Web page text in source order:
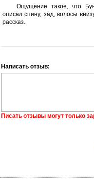
Ощущение такое, что
описал спину, зад, волосы
рассказ.
Написать отзыв:
Писать отзывы могут только